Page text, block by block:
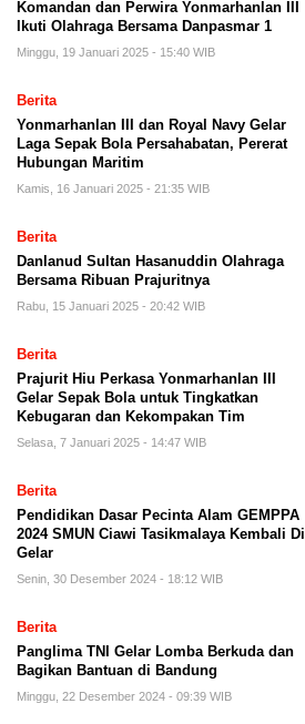
Komandan dan Perwira Yonmarhanlan III
Ikuti Olahraga Bersama Danpasmar 1
Minggu, 19 Januari 2025 - 15:40 WIB
Berita
Yonmarhanlan III dan Royal Navy Gelar
Laga Sepak Bola Persahabatan, Pererat
Hubungan Maritim
Kamis, 16 Januari 2025 - 21:35 WIB
Berita
Danlanud Sultan Hasanuddin Olahraga
Bersama Ribuan Prajuritnya
Rabu, 15 Januari 2025 - 20:42 WIB
Berita
Prajurit Hiu Perkasa Yonmarhanlan III
Gelar Sepak Bola untuk Tingkatkan
Kebugaran dan Kekompakan Tim
Selasa, 7 Januari 2025 - 14:47 WIB
Berita
Pendidikan Dasar Pecinta Alam GEMPPA
2024 SMUN Ciawi Tasikmalaya Kembali Di
Gelar
Senin, 30 Desember 2024 - 18:12 WIB
Berita
Panglima TNI Gelar Lomba Berkuda dan
Bagikan Bantuan di Bandung
Minggu, 22 Desember 2024 - 09:39 WIB